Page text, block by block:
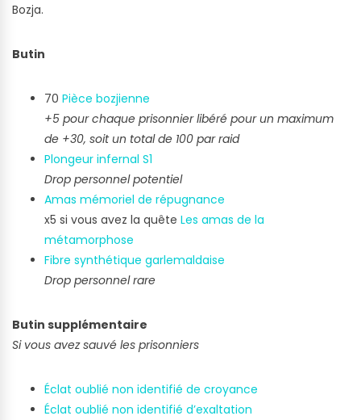
Bozja.
Butin
70 Pièce bozjienne
+5 pour chaque prisonnier libéré pour un maximum
de +30, soit un total de 100 par raid
Plongeur infernal S1
Drop personnel potentiel
Amas mémoriel de répugnance
x5 si vous avez la quête Les amas de la
métamorphose
Fibre synthétique garlemaldaise
Drop personnel rare
Butin supplémentaire
Si vous avez sauvé les prisonniers
Éclat oublié non identifié de croyance
Éclat oublié non identifié d’exaltation